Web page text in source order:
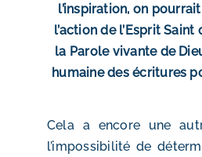
l’inspiration, on
l’action de l’Esprit
la Parole vivante de
humaine des écritures
Cela a encore une
l’impossibilité de